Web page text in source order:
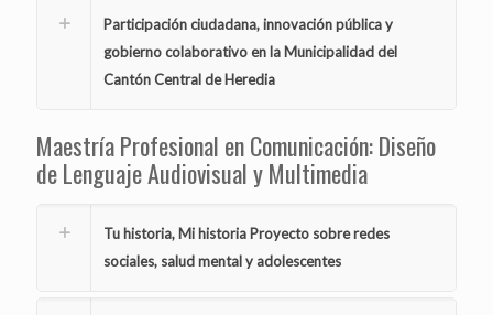
Participación ciudadana, innovación pública y
gobierno colaborativo en la Municipalidad del
Cantón Central de Heredia
Maestría Profesional en Comunicación: Diseño
de Lenguaje Audiovisual y Multimedia
Tu historia, Mi historia Proyecto sobre redes
sociales, salud mental y adolescentes